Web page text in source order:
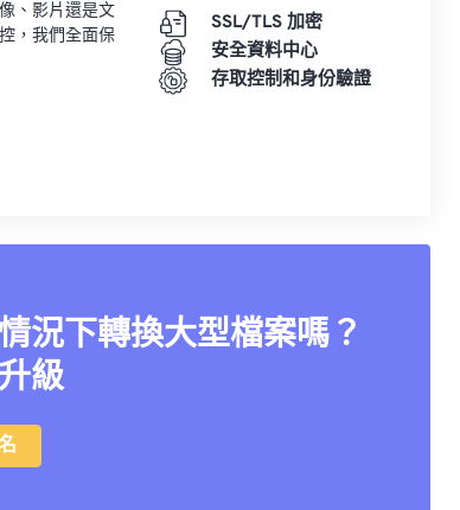
、影片還是文
，我們全面保
SSL/TLS 加密
安全資料中心
存取控制和身份驗證
況下轉換大型檔案嗎？
級